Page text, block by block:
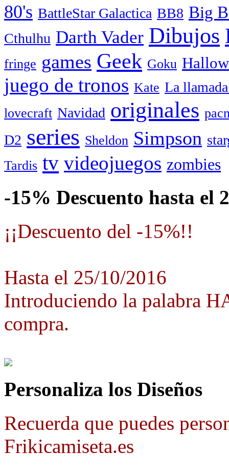
80's BattleStar Galactica BB8 Big
Cthulhu Darth Vader Dibujos
fringe games Geek Goku
juego de tronos Kate La
lovecraft Navidad originales
D2 series Sheldon Simpson
Tardis tv videojuegos zombies
-15% Descuento hasta el
¡¡Descuento del -15%!!
Hasta el 25/10/2016
Introduciendo la palabra
compra.
Personaliza los Diseños
Recuerda que puedes
Frikicamiseta.es